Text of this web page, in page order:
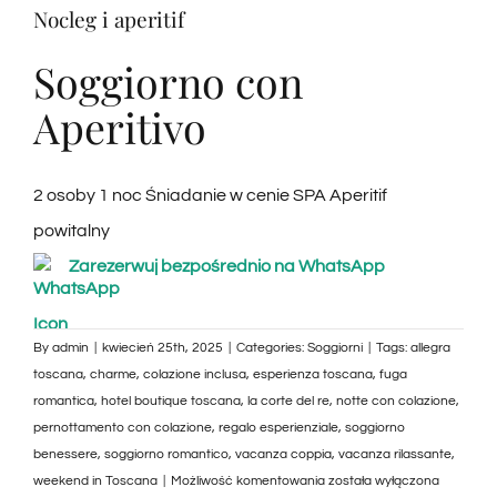
Nocleg i aperitif
Soggiorno con
Aperitivo
2 osoby 1 noc Śniadanie w cenie SPA Aperitif
powitalny
Zarezerwuj bezpośrednio na WhatsApp
By admin kwiecień 25th, 2025 Categories: Soggiorni Tags: allegra
toscana, charme, colazione inclusa, esperienza toscana, fuga
romantica, hotel boutique toscana, la corte del re, notte con colazione,
pernottamento con colazione, regalo esperienziale, soggiorno
benessere, soggiorno romantico, vacanza coppia, vacanza rilassante,
weekend in Toscana
Możliwość komentowania Pernottamento
została wyłączona